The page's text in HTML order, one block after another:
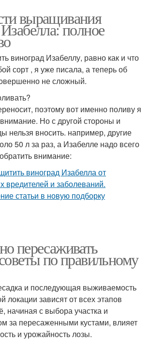
выращивания
полное
виноград Изабеллу, равно как и что
сорт , я уже писала, а теперь об
не сложный.
поэтому вот именно поливу я
Но с другой стороны и
нельзя вносить. например, другие
50 л за раз, а Изабелле надо всего
внимание:
пересаживать
по правильному
и последующая выживаемость
локации зависят от всех этапов
начиная с выбора участка и
за пересаженными кустами, влияет
и урожайность лозы.